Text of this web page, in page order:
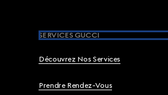
SERVICES GUCCI
Découvrez Nos Services
Prendre Rendez-Vous